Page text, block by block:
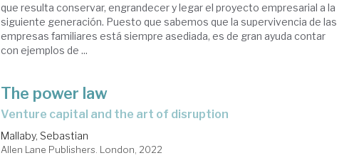
que resulta conservar, engrandecer y legar el proyecto empresarial a la
siguiente generación. Puesto que sabemos que la supervivencia de las
empresas familiares está siempre asediada, es de gran ayuda contar
con ejemplos de ...
The power law
venture capital and the art of disruption
Mallaby, Sebastian
Allen Lane Publishers. London, 2022